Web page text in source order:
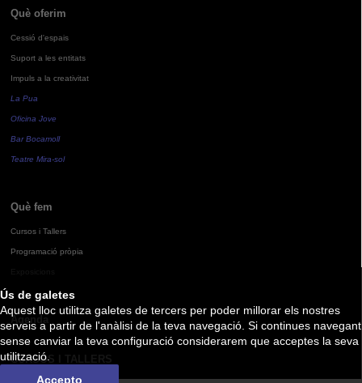
Ús de galetes
Aquest lloc utilitza galetes de tercers per poder millorar els nostres
serveis a partir de l'anàlisi de la teva navegació. Si continues navegant
sense canviar la teva configuració considerarem que acceptes la seva
utilització.
Accepto
Què oferim
Cessió d'espais
Suport a les entitats
Impuls a la creativitat
La Pua
Oficina Jove
Bar Bocamoll
Teatre Mira-sol
Què fem
Cursos i Tallers
Programació pròpia
Agenda
CURSOS I TALLERS